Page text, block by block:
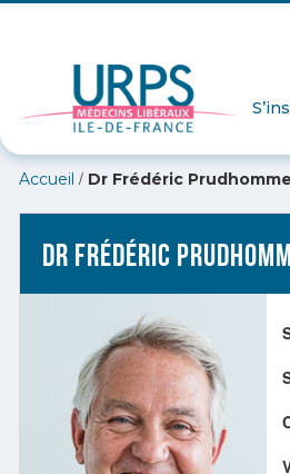
Accueil / Dr Frédéric Prudhomme
Dr Frédéric